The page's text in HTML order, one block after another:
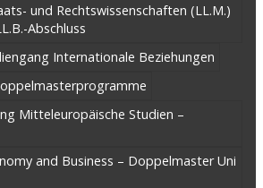
und Rechtswissenschaften (LL.M.)
Abschluss
Internationale Beziehungen
Mitteleuropäische Studien –
and Business – Doppelmaster Uni